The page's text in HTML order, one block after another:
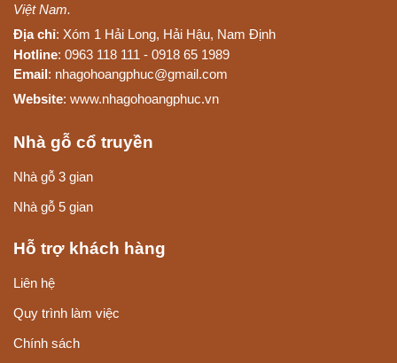
Việt Nam.
Địa chỉ: Xóm 1 Hải Long, Hải Hậu, Nam Định
Hotline: 0963 118 111 - 0918 65 1989
Email: nhagohoangphuc@gmail.com
Website: www.nhagohoangphuc.vn
Nhà gỗ cổ truyền
Nhà gỗ 3 gian
Nhà gỗ 5 gian
Hỗ trợ khách hàng
Liên hệ
Quy trình làm việc
Chính sách